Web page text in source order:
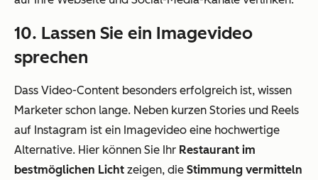
10. Lassen Sie ein Imagevideo
sprechen
Dass Video-Content besonders erfolgreich ist, wissen
Marketer schon lange. Neben kurzen Stories und Reels
auf Instagram ist ein Imagevideo eine hochwertige
Alternative. Hier können Sie Ihr Restaurant im
bestmöglichen Licht zeigen, die Stimmung vermitteln